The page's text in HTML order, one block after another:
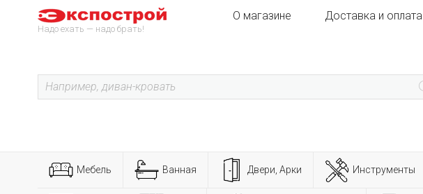
Надо ехать — надо брать!
О магазине Доставка и оплата
Мебель Ванная Двери, Арки Инструменты